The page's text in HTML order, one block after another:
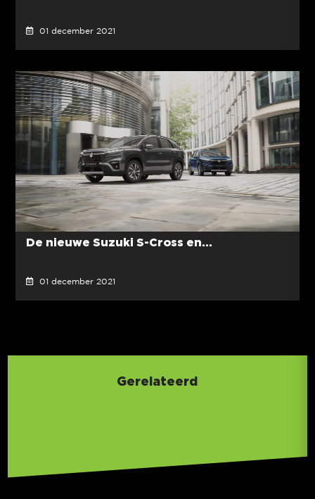
01 december 2021
De nieuwe Suzuki S-Cross en...
01 december 2021
Gerelateerd